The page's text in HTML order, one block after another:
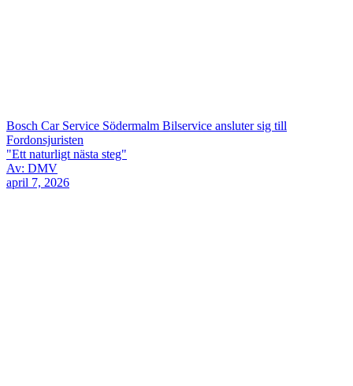
Bosch Car Service Södermalm Bilservice ansluter sig till
Fordonsjuristen
"Ett naturligt nästa steg"
Av: DMV
april 7, 2026